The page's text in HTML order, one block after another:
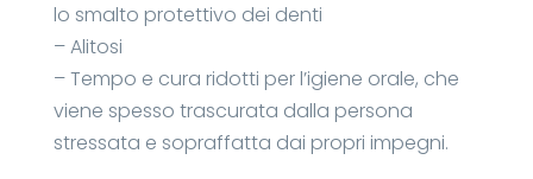
lo smalto protettivo dei denti
– Alitosi
– Tempo e cura ridotti per l’igiene orale, che
viene spesso trascurata dalla persona
stressata e sopraffatta dai propri impegni.